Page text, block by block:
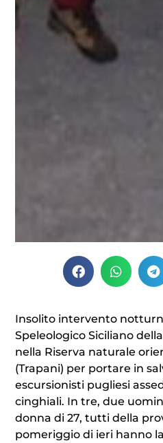
Insolito intervento
Speleologico Siciliano
nella Riserva naturale
(Trapani) per portare in
escursionisti pugliesi
cinghiali. In tre, due
donna di 27, tutti della
pomeriggio di ieri hanno